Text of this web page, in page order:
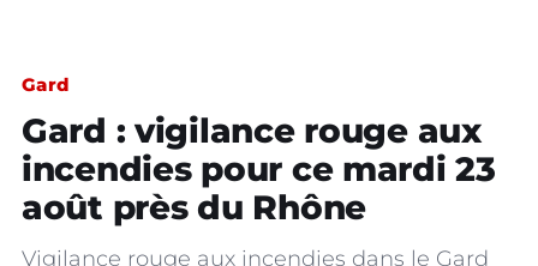
Gard
Gard : vigilance rouge aux
incendies pour ce mardi 23
août près du Rhône
Vigilance rouge aux incendies dans le Gard